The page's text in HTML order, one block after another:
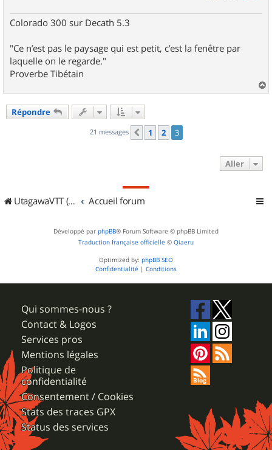
Colorado 300 sur Decath 5.3
"Ce n’est pas le paysage qui est petit, c’est la fenêtre par
laquelle on le regarde."
Proverbe Tibétain
a
Répondre
21 messages Précédent
1 2 3
Aller
UtagawaVTT (Randos VTT et VTTAE avec traces GPS) Accueil forum
Développé par phpBB® Forum Software © phpBB Limited
Traduction française officielle © Qiaeru
Optimized by: phpBB SEO
Confidentialité | Conditions
Qui sommes-nous ?
Contact & Logos
Services pros
Mentions légales
Politique de
confidentialité
Consentement / Cookies
Stats des traces GPX
Status des services